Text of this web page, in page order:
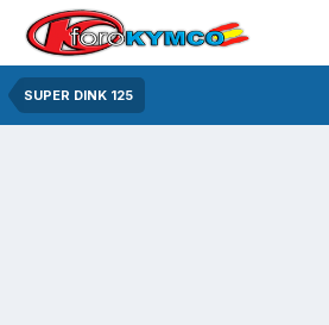
SUPER DINK 125